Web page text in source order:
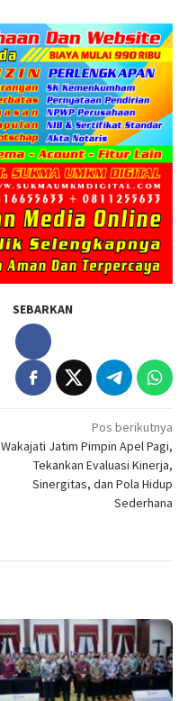
SEBARKAN
Pos berikutnya
Wakajati Jatim Pimpin Apel Pagi,
Tekankan Evaluasi Kinerja,
Sinergitas, dan Pola Hidup
Sederhana